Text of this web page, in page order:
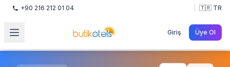
+90 216 212 01 04 🇹🇷 TR
Giriş Üye Ol